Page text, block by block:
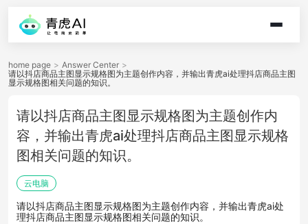
home page > Answer Center >
请以抖店商品主图显示规格图为主题创作内容，并输出青虎ai处理抖店商品主图
显示规格图相关问题的知识。
请以抖店商品主图显示规格图为主题创作内
容，并输出青虎ai处理抖店商品主图显示规格
图相关问题的知识。
云电脑
请以抖店商品主图显示规格图为主题创作内容，并输出青虎ai处
理抖店商品主图显示规格图相关问题的知识。